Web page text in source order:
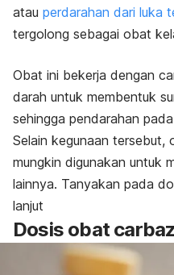
atau perdarahan dari luka
tergolong sebagai obat
Obat ini bekerja dengan
darah untuk membentuk
sehingga pendarahan
Selain kegunaan tersebut,
mungkin digunakan untuk
lainnya. Tanyakan pada
lanjut
Dosis obat